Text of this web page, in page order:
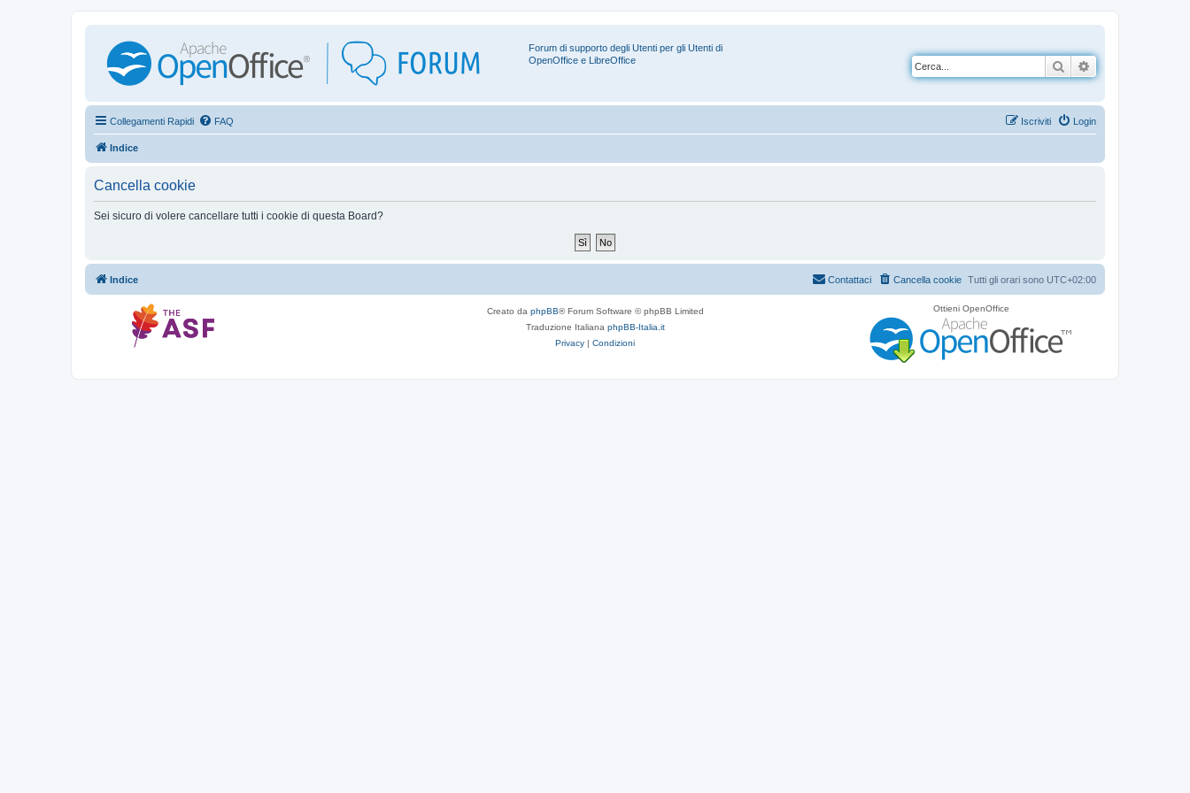
Forum di supporto degli Utenti per gli Utenti di
OpenOffice e LibreOffice
Cerca
Collegamenti Rapidi FAQ Login
Iscriviti
Indice
Cancella cookie
Sei sicuro di volere cancellare tutti i cookie di questa Board?
Indice Tutti gli orari sono UTC+02:00
Cancella cookie
Contattaci
Creato da phpBB® Forum Software © phpBB Limited
Traduzione Italiana phpBB-Italia.it
Privacy | Condizioni
Ottieni OpenOffice